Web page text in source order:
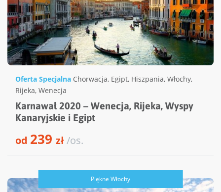
Oferta Specjalna Chorwacja, Egipt, Hiszpania, Włochy,
Rijeka, Wenecja
Karnawał 2020 – Wenecja, Rijeka, Wyspy
Kanaryjskie i Egipt
od 239 zł/os.
Piękne Włochy